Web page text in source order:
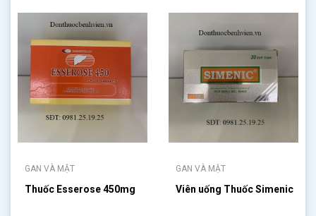
GAN VÀ MẬT
Thuốc Esserose 450mg
GAN VÀ MẬT
Viên uống Thuốc Simenic